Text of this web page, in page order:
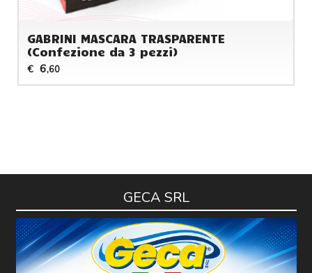
GABRINI MASCARA TRASPARENTE
(Confezione da 3 pezzi)
€ 6,60
GECA SRL